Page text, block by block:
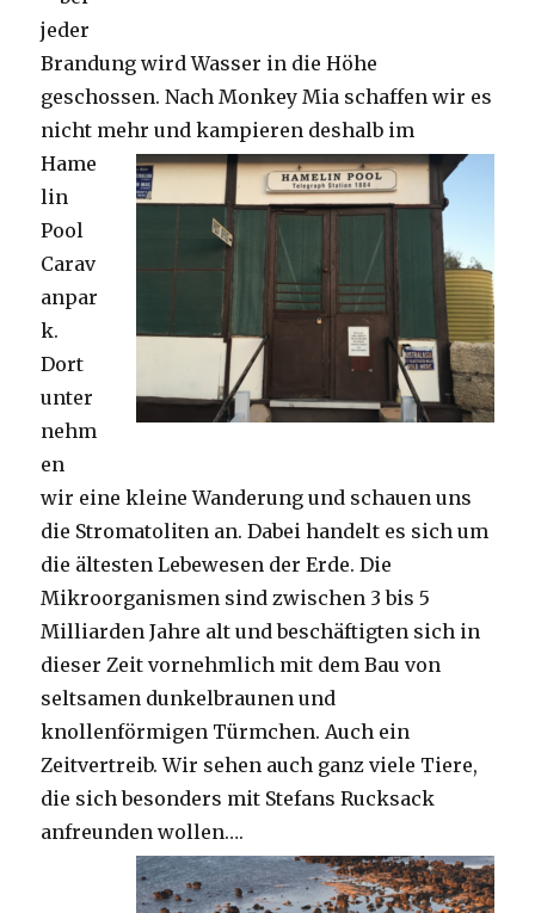
jeder
Brandung wird Wasser in die Höhe
geschossen. Nach Monkey Mia schaffen wir es
nicht mehr und kampieren deshalb im
Hame
lin
Pool
Carav
anpar
k.
Dort
unter
nehm
en
wir eine kleine Wanderung und schauen uns
die Stromatoliten an. Dabei handelt es sich um
die ältesten Lebewesen der Erde. Die
Mikroorganismen sind zwischen 3 bis 5
Milliarden Jahre alt und beschäftigten sich in
dieser Zeit vornehmlich mit dem Bau von
seltsamen dunkelbraunen und
knollenförmigen Türmchen. Auch ein
Zeitvertreib. Wir sehen auch ganz viele Tiere,
die sich besonders mit Stefans Rucksack
anfreunden wollen….